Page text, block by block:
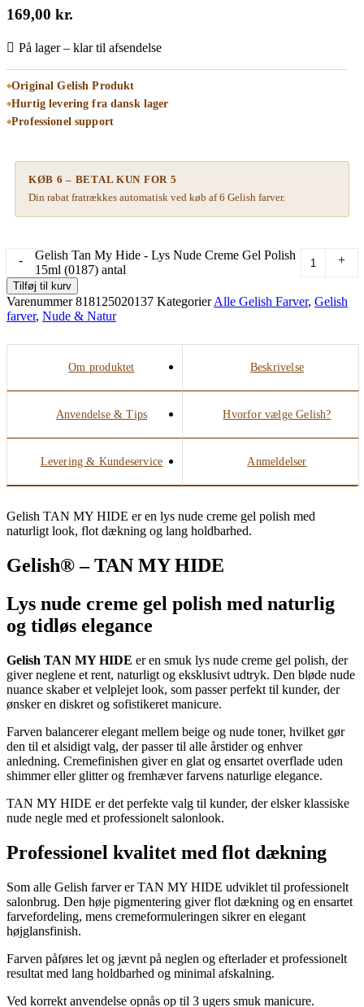
169,00 kr.
På lager – klar til afsendelse
Original Gelish Produkt
Hurtig levering fra dansk lager
Professionel support
KØB 6 – BETAL KUN FOR 5
Din rabat fratrækkes automatisk ved køb af 6 Gelish farver.
-
Gelish Tan My Hide - Lys Nude Creme Gel Polish
15ml (0187) antal
+
Tilføj til kurv
Varenummer818125020137 Kategorier Alle Gelish Farver, Gelish
farver, Nude & Natur
Om produktet Beskrivelse
Anvendelse & Tips Hvorfor vælge Gelish?
Levering & Kundeservice Anmeldelser
Gelish TAN MY HIDE er en lys nude creme gel polish med
naturligt look, flot dækning og lang holdbarhed.
Gelish® – TAN MY HIDE
Lys nude creme gel polish med naturlig
og tidløs elegance
Gelish TAN MY HIDE er en smuk lys nude creme gel polish, der
giver neglene et rent, naturligt og eksklusivt udtryk. Den bløde nude
nuance skaber et velplejet look, som passer perfekt til kunder, der
ønsker en diskret og sofistikeret manicure.
Farven balancerer elegant mellem beige og nude toner, hvilket gør
den til et alsidigt valg, der passer til alle årstider og enhver
anledning. Cremefinishen giver en glat og ensartet overflade uden
shimmer eller glitter og fremhæver farvens naturlige elegance.
TAN MY HIDE er det perfekte valg til kunder, der elsker klassiske
nude negle med et professionelt salonlook.
Professionel kvalitet med flot dækning
Som alle Gelish farver er TAN MY HIDE udviklet til professionelt
salonbrug. Den høje pigmentering giver flot dækning og en ensartet
farvefordeling, mens cremeformuleringen sikrer en elegant
højglansfinish.
Farven påføres let og jævnt på neglen og efterlader et professionelt
resultat med lang holdbarhed og minimal afskalning.
Ved korrekt anvendelse opnås op til 3 ugers smuk manicure.